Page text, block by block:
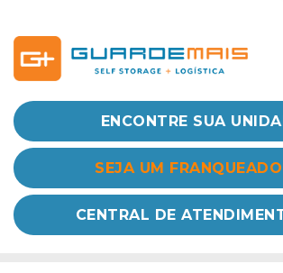
ENCONTRE SUA
SEJA UM
CENTRAL DE